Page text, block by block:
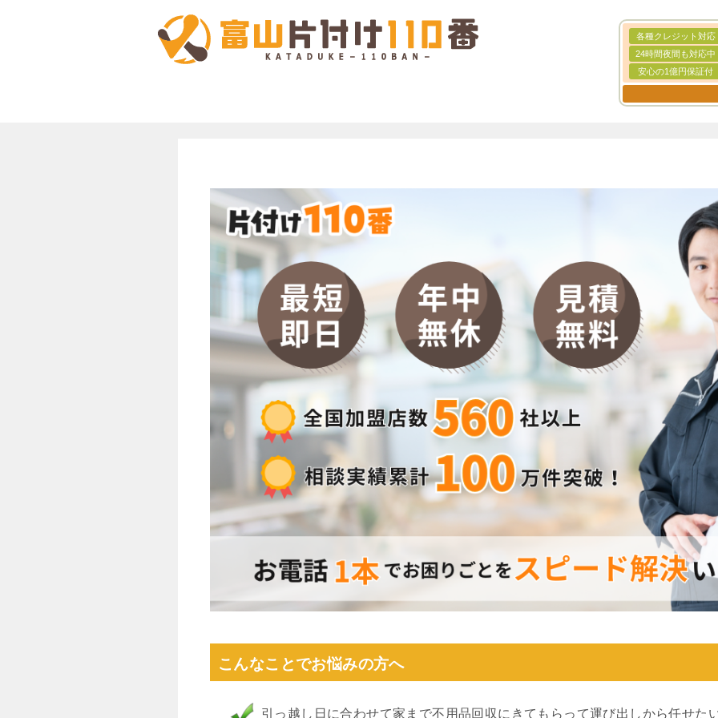
各種クレジット対応
24時間夜間も対応中
安心の1億円保証付
こんなことでお悩みの方へ
引っ越し日に合わせて家まで不用品回収にきてもらって運び出しから任せた